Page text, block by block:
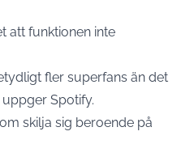
att funktionen inte
fler superfans än det
uppger Spotify.
skilja sig beroende på